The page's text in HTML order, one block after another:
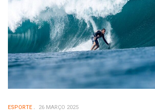
ESPORTE 26 MARÇO 2025